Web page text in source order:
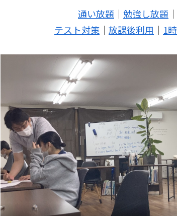
通い放題 ｜ 勉強し放題 ｜
テスト対策 ｜ 放課後利用 ｜ 1